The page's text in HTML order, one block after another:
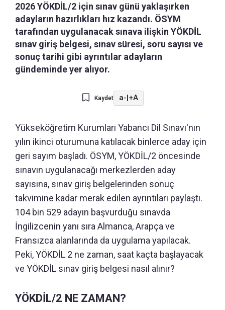
2026 YÖKDİL/2 için sınav günü yaklaşırken
adayların hazırlıkları hız kazandı. ÖSYM
tarafından uygulanacak sınava ilişkin YÖKDİL
sınav giriş belgesi, sınav süresi, soru sayısı ve
sonuç tarihi gibi ayrıntılar adayların
gündeminde yer alıyor.
Kaydet a-|+A
Yükseköğretim Kurumları Yabancı Dil Sınavı'nın
yılın ikinci oturumuna katılacak binlerce aday için
geri sayım başladı. ÖSYM, YÖKDİL/2 öncesinde
sınavın uygulanacağı merkezlerden aday
sayısına, sınav giriş belgelerinden sonuç
takvimine kadar merak edilen ayrıntıları paylaştı.
104 bin 529 adayın başvurduğu sınavda
İngilizcenin yanı sıra Almanca, Arapça ve
Fransızca alanlarında da uygulama yapılacak.
Peki, YÖKDİL 2 ne zaman, saat kaçta başlayacak
ve YÖKDİL sınav giriş belgesi nasıl alınır?
YÖKDİL/2 NE ZAMAN?